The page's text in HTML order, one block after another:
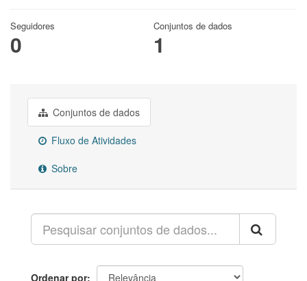
Seguidores
0
Conjuntos de dados
1
Conjuntos de dados
Fluxo de Atividades
Sobre
Ordenar por